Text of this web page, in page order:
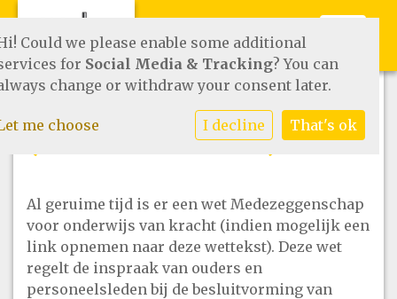
Kindcentrumraad
(voorheen de MR)
Al geruime tijd is er een wet Medezeggenschap
voor onderwijs van kracht (indien mogelijk een
link opnemen naar deze wettekst). Deze wet
regelt de inspraak van ouders en
personeelsleden bij de besluitvorming van
Could we please enable some additional
for Social Media & Tracking? You can
change or withdraw your consent later.
me choose I decline That's ok